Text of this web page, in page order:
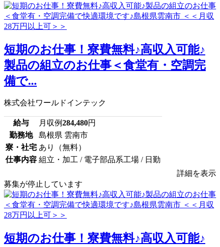
短期のお仕事！寮費無料♪高収入可能♪
製品の組立のお仕事＜食堂有・空調完
備で...
株式会社ワールドインテック
給与 月収例284,480円
勤務地
島根県 雲南市
寮・社宅 あり（無料）
仕事内容 組立・加工 / 電子部品系工場 / 日勤
詳細を表示
募集が停止しています
短期のお仕事！寮費無料♪高収入可能♪